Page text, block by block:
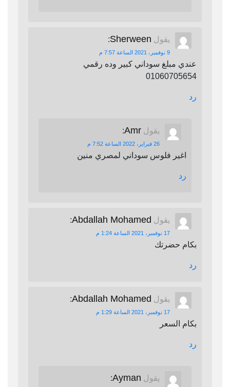
يقول Sherween
:
9 نوفمبر، 2021 الساعة 7:57 م
عندي مبلغ سوداني كبير وده رقمي
01060705654
رد
يقول Amr
:
26 فبراير، 2022 الساعة 7:52 م
اغير فلوس سوداني لمصري منين
رد
يقول Abdallah Mohamed
:
17 نوفمبر، 2021 الساعة 1:24 م
بكام حضرتك
رد
يقول Abdallah Mohamed
:
17 نوفمبر، 2021 الساعة 1:29 م
بكام السعر
رد
يقول Ayman
: